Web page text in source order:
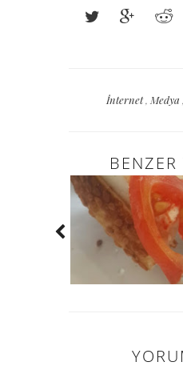
İnternet, Medya ,